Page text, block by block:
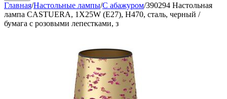
Главная/Настольные лампы/С абажуром/390294 Настольная
лампа CASTUERA, 1X25W (E27), H470, сталь, черный /
бумага с розовыми лепестками, з